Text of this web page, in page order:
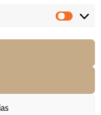
LOS DERECHOS